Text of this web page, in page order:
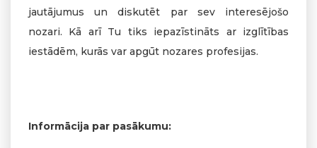
jautājumus un diskutēt par sev interesējošo
nozari. Kā arī Tu tiks iepazīstināts ar izglītības
iestādēm, kurās var apgūt nozares profesijas.
Informācija par pasākumu: